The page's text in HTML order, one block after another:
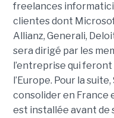
freelances
clientes dont
Allianz, Generali,
sera dirigé par les
l’entreprise qui
l’Europe. Pour la
consolider en France
est installée avant de